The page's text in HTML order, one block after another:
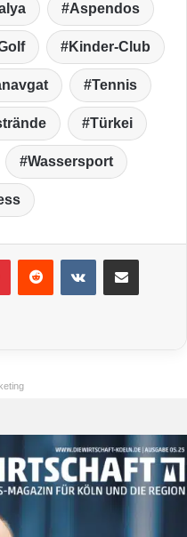
Aspendos
Kinder-Club
Tennis
Türkei
Wassersport